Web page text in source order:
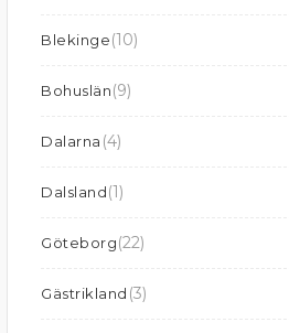
Blekinge(10)
Bohuslän(9)
Dalarna (4)
Dalsland(1)
Göteborg(22)
Gästrikland (3)